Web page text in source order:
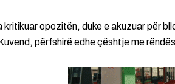
kritikuar opozitën, duke e akuzuar për
përfshirë edhe çështje me